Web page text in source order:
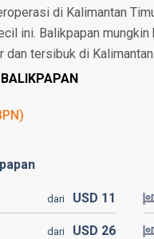
di Kalimantan
ini. Balikpapan
dan tersibuk di
dari USD 11
dari USD 26